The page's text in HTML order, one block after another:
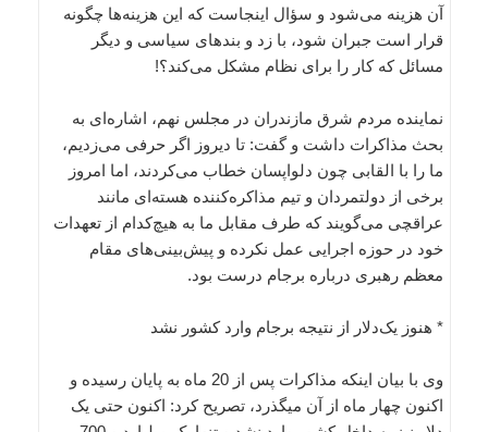
آن هزینه می‌شود و سؤال اینجاست که این هزینه‌ها چگونه
قرار است جبران شود، با زد و بندهای سیاسی و دیگر
مسائل که کار را برای نظام مشکل می‌کند؟!
نماینده مردم شرق مازندران در مجلس نهم، اشاره‌ای به
بحث مذاکرات داشت و گفت: تا دیروز اگر حرفی می‌زدیم،
ما را با القابی چون دلواپسان خطاب می‌کردند، اما امروز
برخی از دولتمردان و تیم مذاکره‌کننده هسته‌ای مانند
عراقچی می‌گویند که طرف مقابل ما به هیچ‌کدام از تعهدات
خود در حوزه اجرایی عمل نکرده و پیش‌بینی‌های مقام
معظم رهبری درباره برجام درست بود.
* هنوز یک‌دلار از نتیجه برجام وارد کشور نشد
وی با بیان اینکه مذاکرات پس از 20 ماه به پایان رسیده و
اکنون چهار ماه از آن می‎گذرد، تصریح کرد: اکنون حتی یک‌